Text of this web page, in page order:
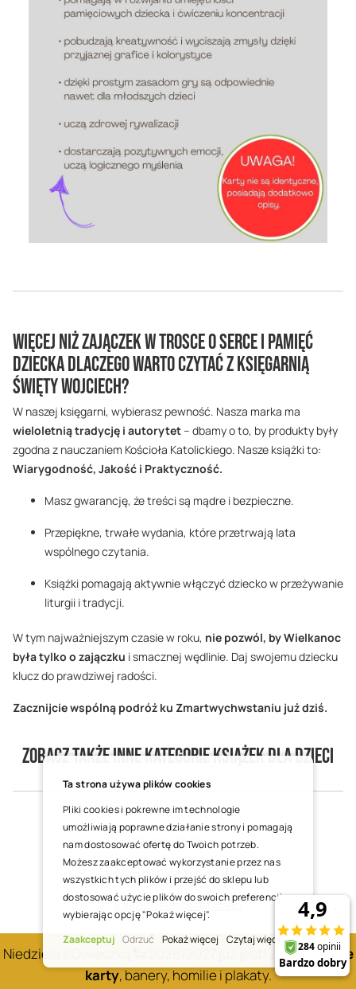
Więcej niż Zajączek w trosce o serce i pamięć
dziecka Dlaczego warto czytać z księgarnią
Święty Wojciech?
W naszej księgarni, wybierasz pewność. Nasza marka ma
wieloletnią tradycję i autorytet– dbamy o to, by produkty były
zgodna z nauczaniem Kościoła Katolickiego. Nasze książki to:
Wiarygodność, Jakość i Praktyczność.
Masz gwarancję, że treści są mądre i bezpieczne.
Przepiękne, trwałe wydania, które przetrwają lata
wspólnego czytania.
Książki pomagają aktywnie włączyć dziecko w przeżywanie
liturgii i tradycji.
W tym najważniejszym czasie w roku, nie pozwól, by Wielkanoc
była tylko o zajączku i smacznej wędlinie. Daj swojemu dziecku
klucz do prawdziwej radości.
Zacznijcie wspólną podróż ku Zmartwychwstaniu już dziś.
Zobacz także inne kategorie książek dla dzieci
Książki dla Dzieci
Książki historyczne dla dzieci
Książki o Polsce dla dzieci
Książki o wojnie i wojsku dla dzieci
Książki detektywistyczne dla dzieci
Niedziela z Owieczką 🐑 2026/2027 już jest! Zobacznowe
karty, banery, homilie i plakaty.
Ta strona używa plików cookies
Pliki cookies i pokrewne im technologie
umożliwiają poprawne działanie strony i pomagają
nam dostosować ofertę do Twoich potrzeb.
Możesz zaakceptować wykorzystanie przez nas
wszystkich tych plików i przejść do sklepu lub
dostosować użycie plików do swoich preferencji,
wybierając opcję "Pokaż więcej".
Zaakceptuj Odrzuć Pokaż więcej Czytaj więcej